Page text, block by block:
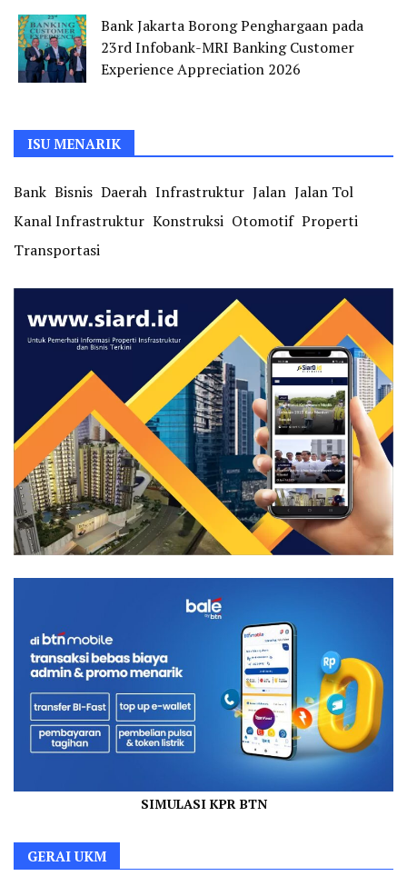
Bank Jakarta Borong Penghargaan pada
23rd Infobank-MRI Banking Customer
Experience Appreciation 2026
ISU MENARIK
Bank Bisnis Daerah Infrastruktur Jalan Jalan Tol
Kanal Infrastruktur Konstruksi Otomotif Properti
Transportasi
SIMULASI KPR BTN
GERAI UKM